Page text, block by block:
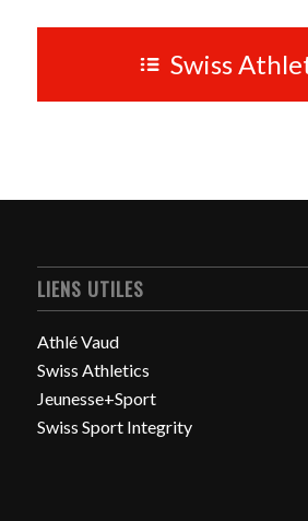
Swiss
LIENS UTILES
Athlé Vaud
Swiss Athletics
Jeunesse+Sport
Swiss Sport Integrity